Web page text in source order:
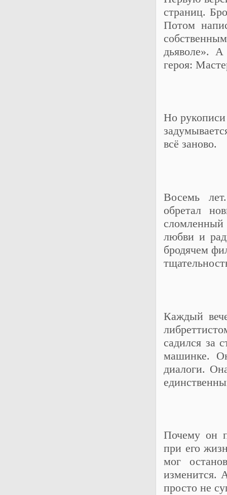
страниц.
Потом
дьяволе».
героя:
Но
всё заново.
Восемь
обретал
сломленный
любви и
бродячем
Каждый
садился за
машинке.
диалоги.
Почему он
при его
мог
изменится.
просто не